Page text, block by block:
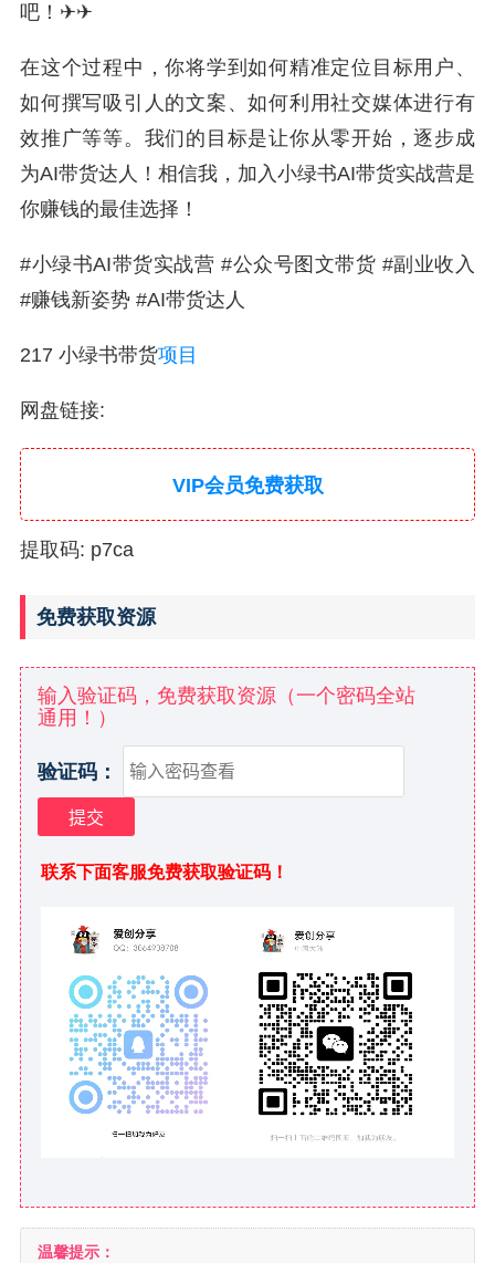
吧！✈✈
在这个过程中，你将学到如何精准定位目标用户、
如何撰写吸引人的文案、如何利用社交媒体进行有
效推广等等。我们的目标是让你从零开始，逐步成
为AI带货达人！相信我，加入小绿书AI带货实战营是
你赚钱的最佳选择！
#小绿书AI带货实战营 #公众号图文带货 #副业收入
#赚钱新姿势 #AI带货达人
217 小绿书带货项目
网盘链接:
VIP会员免费获取
提取码: p7ca
免费获取资源
输入验证码，免费获取资源（一个密码全站
通用！）
验证码：
联系下面客服免费获取验证码！
温馨提示：